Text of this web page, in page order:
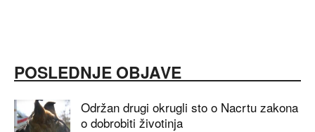
POSLEDNJE OBJAVE
Održan drugi okrugli sto o Nacrtu zakona
o dobrobiti životinja